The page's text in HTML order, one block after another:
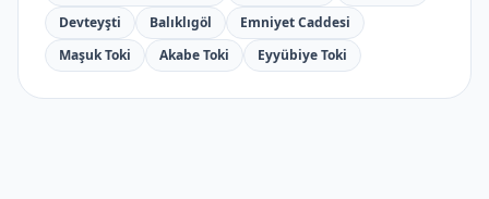
Devteyşti
Balıklıgöl
Emniyet Caddesi
Maşuk Toki
Akabe Toki Eyyübiye Toki